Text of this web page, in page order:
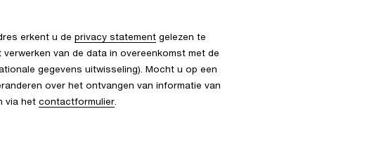
erkent u de privacy statement gelezen te
van de data in overeenkomst met de
gegevens uitwisseling). Mocht u op een
over het ontvangen van informatie van
via het contactformulier